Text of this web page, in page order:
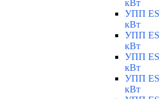
кВт
УПП
кВт
УПП
кВт
УПП
кВт
УПП
кВт